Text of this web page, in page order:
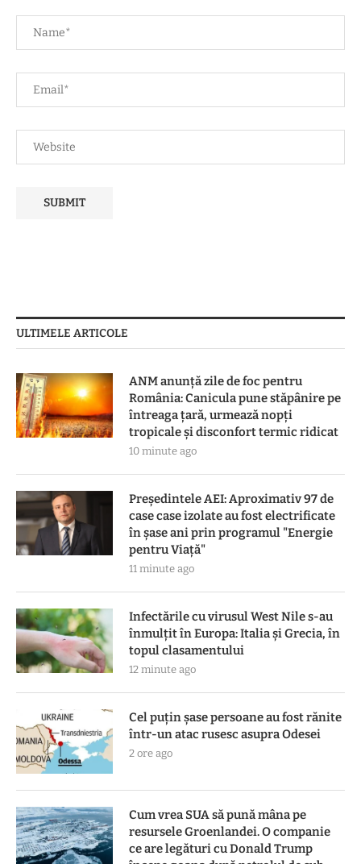
ULTIMELE ARTICOLE
ANM anunță zile de foc pentru
România: Canicula pune stăpânire pe
întreaga țară, urmează nopți
tropicale și disconfort termic ridicat
10 minute ago
Preşedintele AEI: Aproximativ 97 de
case case izolate au fost electrificate
în şase ani prin programul "Energie
pentru Viaţă"
11 minute ago
Infectările cu virusul West Nile s-au
înmulțit în Europa: Italia și Grecia, în
topul clasamentului
12 minute ago
Cel puțin șase persoane au fost rănite
într-un atac rusesc asupra Odesei
2 ore ago
Cum vrea SUA să pună mâna pe
resursele Groenlandei. O companie
ce are legături cu Donald Trump